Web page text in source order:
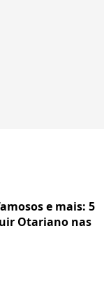
e mais: 5
Otariano nas